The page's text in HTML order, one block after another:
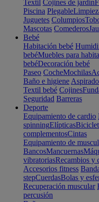
Textil Cojines de jardín
Piscina Plegable
Juguetes Columpios
Mascotas Comederos
Bebé
Habitación bebé
bebéMuebles para
bebéDecoración bebé
Paseo CocheMochilas
Baño e higiene
Textil bebé Cojines
Seguridad Barreras
Deporte
Equipamiento de cardio
spinningElípticas
complementosCintas
Equipamiento de
BancosMancuernas
vibratoriasRecambios y
Accesorios fitness
stepCuerdasBolas y
Recuperación muscular
percusión